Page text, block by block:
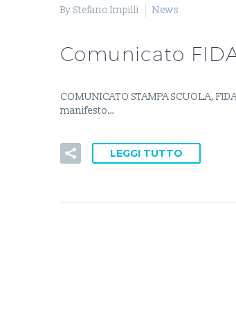
By Stefano Impilli News
Comunicato
COMUNICATO STAMPA SCUOLA,
manifesto…
LEGGI TUTTO